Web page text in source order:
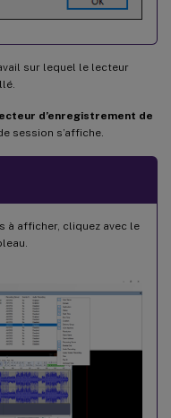
sur lequel le lecteur
d’enregistrement de
session s’affiche.
à afficher, cliquez avec le